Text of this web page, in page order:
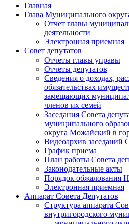
Главная
Глава Муниципального
Отчет главы
деятельности
Электронная приемная
Совет депутатов
Отчеты главы управы
Отчеты депутатов
Сведения о доходах,
обязательствах
замещающих
членов их семей
Заседания Совета
муниципального
округа Можайский в
Видеоархив заседаний
График приема
План работы Совета
Законодательные акты
Порядок обжалования
Электронная приемная
Аппарат Совета Депутатов
Структура аппарата
внутригородского